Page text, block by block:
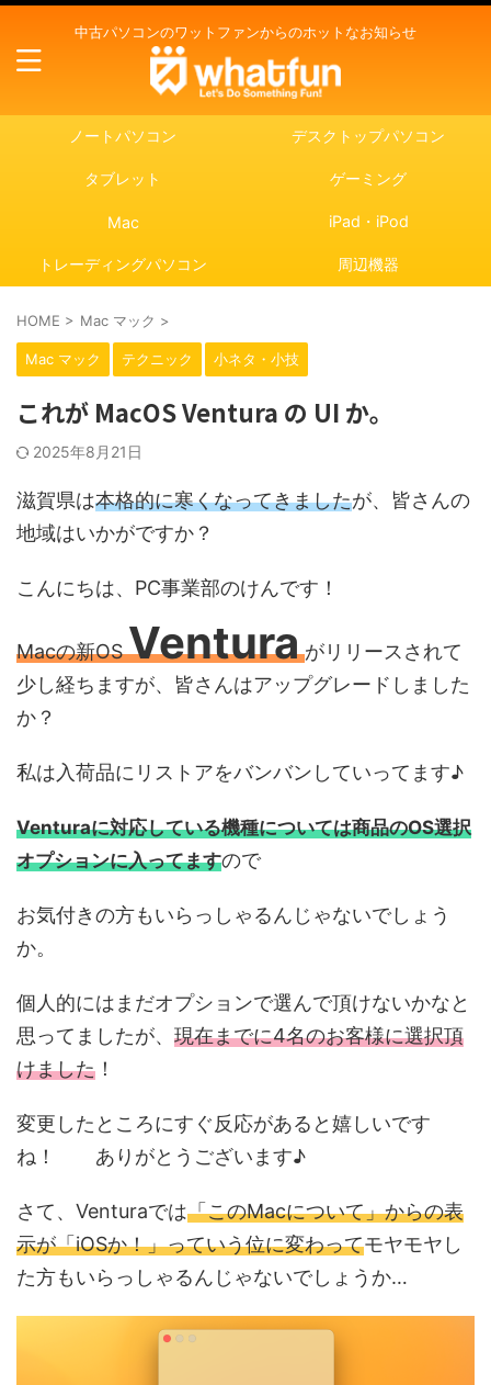
中古パソコンのワットファンからのホットなお知らせ
ノートパソコン デスクトップパソコン
タブレット ゲーミング
Mac iPad・iPod
トレーディングパソコン 周辺機器
HOME > Mac マック >
Mac マック テクニック 小ネタ・小技
これが MacOS Ventura の UI か。
2025年8月21日
滋賀県は本格的に寒くなってきましたが、皆さんの
地域はいかがですか？
こんにちは、PC事業部のけんです！
Macの新OSVentura がリリースされて
少し経ちますが、皆さんはアップグレードしました
か？
私は入荷品にリストアをバンバンしていってます♪
Venturaに対応している機種については商品のOS選択
オプションに入ってますので
お気付きの方もいらっしゃるんじゃないでしょう
か。
個人的にはまだオプションで選んで頂けないかなと
思ってましたが、 現在までに4名のお客様に選択頂
けました ！
変更したところにすぐ反応があると嬉しいです
ね！ ありがとうございます♪
さて、Venturaでは「このMacについて」からの表
示が「iOSか！」っていう位に変わってモヤモヤし
た方もいらっしゃるんじゃないでしょうか…